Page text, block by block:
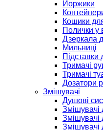
Йоржики
Кошики
Полички у
Дзеркала
Мильниці
Підставки
Тримачі
Тримачі
Дозатори
Змішувачі
Душові
Змішувачі
Змішувачі